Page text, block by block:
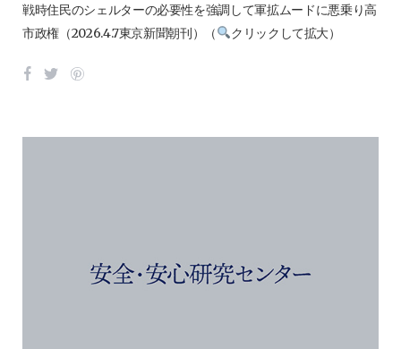
戦時住民のシェルターの必要性を強調して軍拡ムードに悪乗り高
市政権（2026.4.7東京新聞朝刊）（
クリックして拡大）